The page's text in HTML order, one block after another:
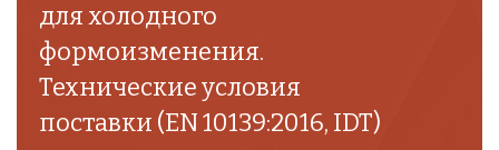
для холодного
формоизменения.
Технические условия
поставки (EN 10139:2016, IDT)